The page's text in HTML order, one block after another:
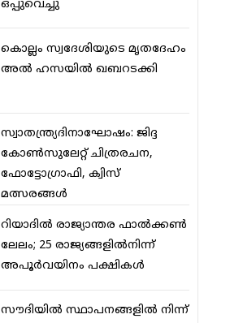
ഒപ്പുവെച്ചു
കൊല്ലം സ്വദേശിയുടെ മൃതദേഹം
അല്‍ ഹസയില്‍ ഖബറടക്കി
സ്വാതന്ത്ര്യദിനാഘോഷം: ജിദ്ദ
കോണ്‍സുലേറ്റ് ചിത്രരചന,
ഫോട്ടോഗ്രാഫി, ക്വിസ്
മത്സരങ്ങള്‍
റിയാദില്‍ രാജ്യാന്തര ഫാല്‍ക്കണ്‍
ലേലം; 25 രാജ്യങ്ങളില്‍നിന്ന്
അപൂര്‍വയിനം പക്ഷികള്‍
സൗദിയില്‍ സ്ഥാപനങ്ങളില്‍ നിന്ന്